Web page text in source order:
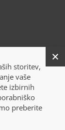
storitev,
vaše
izbirnih
preberite